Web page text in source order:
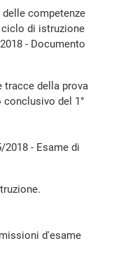
competenze
di istruzione
- Documento
tracce della prova
del 1°
2018 - Esame di
d'esame